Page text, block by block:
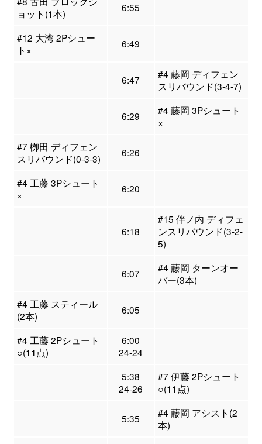
ョット(1本)
6:55
#12 大湾 2Pシュー
ト×
6:49
6:47
#4 藤岡 ディフェン
スリバウンド(3-4-7)
6:29
#4 藤岡 3Pシュート
×
#7 栁田 ディフェン
スリバウンド(0-3-3)
6:26
#4 工藤 3Pシュート
×
6:20
6:18
#15 伴ノ内 ディフェ
ンスリバウンド(3-2-
5)
6:07
#4 藤岡 ターンオー
バー(3本)
#4 工藤 スティール
(2本)
6:05
#4 工藤 2Pシュート
○(11点)
6:00
24-24
5:38
24-26
#7 伊藤 2Pシュート
○(11点)
5:35
#4 藤岡 アシスト(2
本)